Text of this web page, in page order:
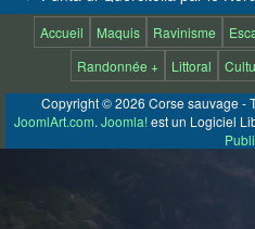
Accueil Maquis Ravinisme
Randonnée +
Littoral
Copyright © 2026 Corse sauvage -
JoomlArt.com. Joomla!est un Logiciel